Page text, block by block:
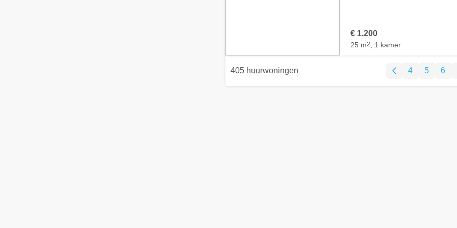
€ 1.200
25 m2 , 1 kamer
405 huurwoningen 4 5 6